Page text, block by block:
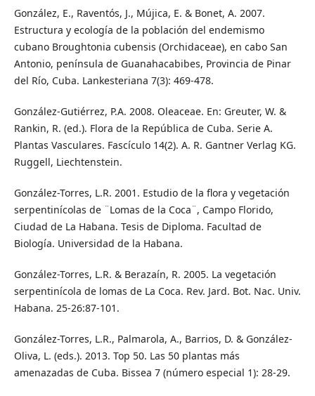
González, E., Raventós, J., Mújica, E. & Bonet, A. 2007.
Estructura y ecología de la población del endemismo
cubano Broughtonia cubensis (Orchidaceae), en cabo San
Antonio, península de Guanahacabibes, Provincia de Pinar
del Río, Cuba. Lankesteriana 7(3): 469-478.
González-Gutiérrez, P.A. 2008. Oleaceae. En: Greuter, W. &
Rankin, R. (ed.). Flora de la República de Cuba. Serie A.
Plantas Vasculares. Fascículo 14(2). A. R. Gantner Verlag KG.
Ruggell, Liechtenstein.
González-Torres, L.R. 2001. Estudio de la flora y vegetación
serpentinícolas de ¨Lomas de la Coca¨, Campo Florido,
Ciudad de La Habana. Tesis de Diploma. Facultad de
Biología. Universidad de la Habana.
González-Torres, L.R. & Berazaín, R. 2005. La vegetación
serpentinícola de lomas de La Coca. Rev. Jard. Bot. Nac. Univ.
Habana. 25-26:87-101.
González-Torres, L.R., Palmarola, A., Barrios, D. & González-
Oliva, L. (eds.). 2013. Top 50. Las 50 plantas más
amenazadas de Cuba. Bissea 7 (número especial 1): 28-29.